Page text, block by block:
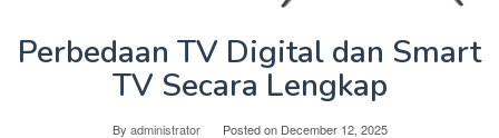
Perbedaan TV Digital dan Smart
TV Secara Lengkap
By administrator Posted on December 12, 2025